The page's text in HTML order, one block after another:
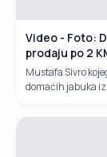
Video - Foto:
prodaju po 2
Mustafa Sivro
domaćih jabuka iz